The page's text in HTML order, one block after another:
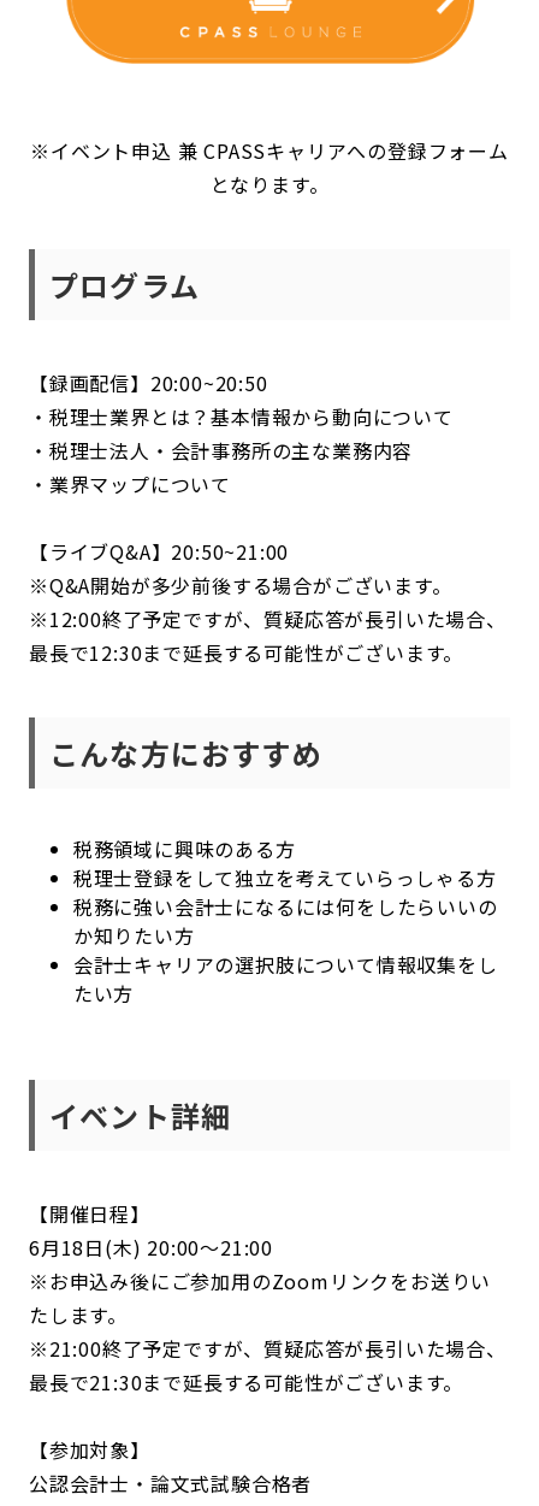
※イベント申込 兼 CPASSキャリアへの登録フォーム
となります。
プログラム
【録画配信】20:00~20:50
・税理士業界とは？基本情報から動向について
・税理士法人・会計事務所の主な業務内容
・業界マップについて
【ライブQ&A】20:50~21:00
※Q&A開始が多少前後する場合がございます。
※12:00終了予定ですが、質疑応答が長引いた場合、
最長で12:30まで延長する可能性がございます。
こんな方におすすめ
税務領域に興味のある方
税理士登録をして独立を考えていらっしゃる方
税務に強い会計士になるには何をしたらいいの
か知りたい方
会計士キャリアの選択肢について情報収集をし
たい方
イベント詳細
【開催日程】
6月18日(木) 20:00～21:00
※お申込み後にご参加用のZoomリンクをお送りい
たします。
※21:00終了予定ですが、質疑応答が長引いた場合、
最長で21:30まで延長する可能性がございます。
【参加対象】
公認会計士・論文式試験合格者